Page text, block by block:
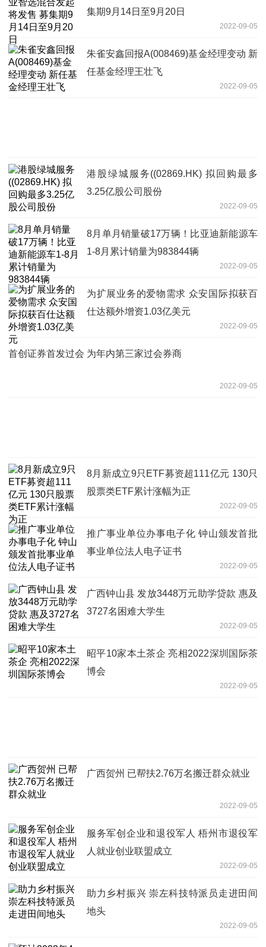
集期9月14日至9月20日
2022-09-05
朱雀安鑫回报A(008469)基金经理变动 新
任基金经理王壮飞
2022-09-05
港股绿城服务((02869.HK) 拟回购最多
3.25亿股公司股份
2022-09-05
8月单月销量破17万辆！比亚迪新能源车
1-8月累计销量为983844辆
2022-09-05
为扩展业务的爱物需求 众安国际拟获百
仕达额外增资1.03亿美元
2022-09-05
首创证券首发过会 为年内第三家过会券商
2022-09-05
8月新成立9只ETF募资超111亿元 130只
股票类ETF累计涨幅为正
2022-09-05
推广事业单位办事电子化 钟山颁发首批
事业单位法人电子证书
2022-09-05
广西钟山县 发放3448万元助学贷款 惠及
3727名困难大学生
2022-09-05
昭平10家本土茶企 亮相2022深圳国际茶
博会
2022-09-05
广西贺州 已帮扶2.76万名搬迁群众就业
2022-09-05
服务军创企业和退役军人 梧州市退役军
人就业创业联盟成立
2022-09-05
助力乡村振兴 崇左科技特派员走进田间
地头
2022-09-05